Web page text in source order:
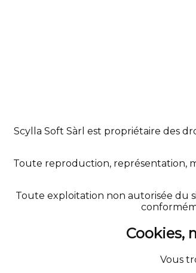
Scylla Soft Sàrl est propriétaire des
Toute reproduction, représentation,
Toute exploitation non autorisée du
Cookies,
Vous